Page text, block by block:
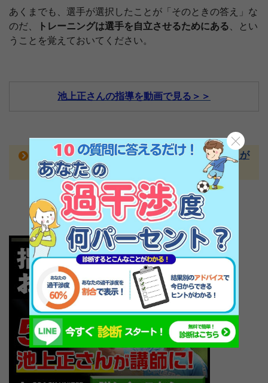
あくまでも、選手が選択したことが「そのときの答え」な
のだ、
トレーニングは選手を自立させるためにある 、とい
うことを覚えておいてください。
池上正さんの指導を動画で見る＞＞
次ページ：中学に備えて5号球を使うのもリスクが
1 2 次のページ